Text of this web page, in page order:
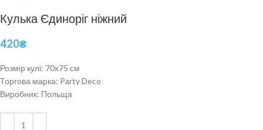
Кулька Єдиноріг ніжний
420₴
Розмір кулі: 70х75 см
Торгова марка: Party Deco
Виробник: Польща